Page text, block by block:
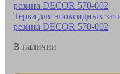
Терка для эпоксидных
резина DЕCOR 570-002
В наличии